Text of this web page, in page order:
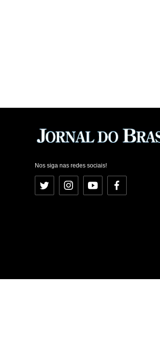
Nos siga nas redes sociais!
Twitter InstagramYouTubeFacebook